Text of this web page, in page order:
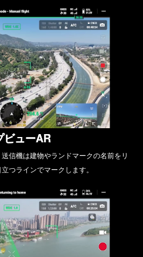
ビューAR
信機は建物やランドマークの名前をリ
つラインでマークします。